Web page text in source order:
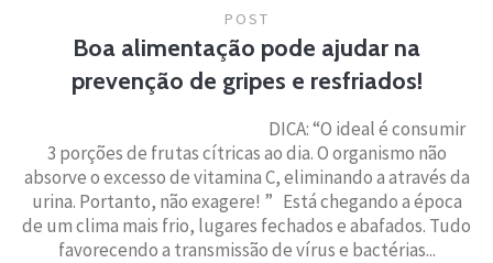
POST
Boa alimentação pode ajudar na
prevenção de gripes e resfriados!
­­­­DICA: “O ideal é consumir
3 porções de frutas cítricas ao dia. O organismo não
absorve o excesso de vitamina C, eliminando a através da
urina. Portanto, não exagere! ” Está chegando a época
de um clima mais frio, lugares fechados e abafados. Tudo
favorecendo a transmissão de vírus e bactérias...